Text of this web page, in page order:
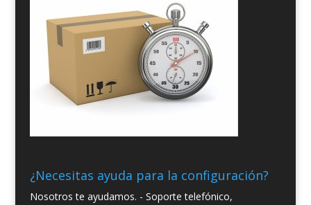
¿Necesitas ayuda para la configuración?
Nosotros te ayudamos. - Soporte telefónico,